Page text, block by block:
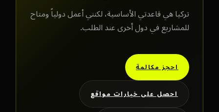
تركيا هي قاعدتي الأساسية، لكنني أعمل دولياً ومتاح
للمشاريع في دول أخرى عند الطلب.
احجز مكالمة
احصل على خيارات مواقع